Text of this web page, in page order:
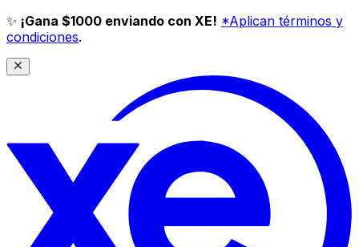
✨ ¡Gana $1000 enviando con XE! *Aplican términos y
condiciones.